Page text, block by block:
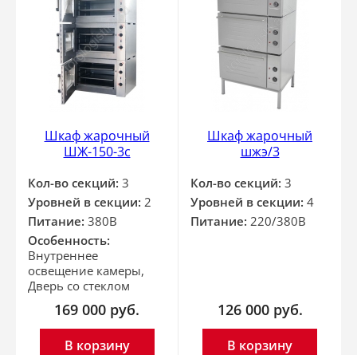
Шкаф жарочный
ШЖ-150-3с
Кол-во секций: 3
Уровней в секции: 2
Питание: 380В
Особенность:
Внутреннее
освещение камеры,
Дверь со стеклом
169 000 руб.
В корзину
Шкаф жарочный
шжэ/3
Кол-во секций: 3
Уровней в секции: 4
Питание: 220/380В
126 000 руб.
В корзину